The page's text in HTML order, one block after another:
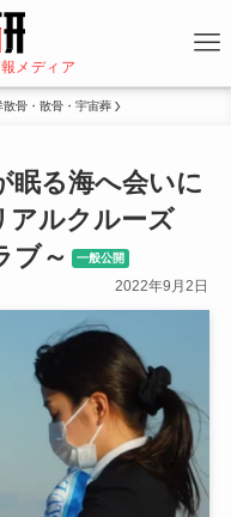
メディア
散骨・散骨・宇宙葬
眠る海へ会いに
ルクルーズ
ブ～
一般公開
2022年9月2日